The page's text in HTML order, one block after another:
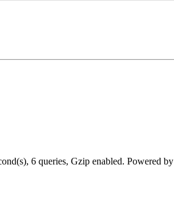
6 queries, Gzip enabled. Powered by